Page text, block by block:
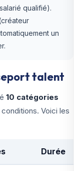
qualifié).
un
talent
10 catégories
Voici les
Durée